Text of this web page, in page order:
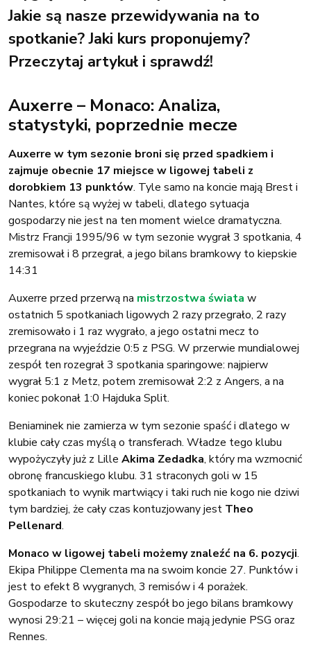
Jakie są nasze przewidywania na to
spotkanie? Jaki kurs proponujemy?
Przeczytaj artykuł i sprawdź!
Auxerre – Monaco: Analiza,
statystyki, poprzednie mecze
Auxerre w tym sezonie broni się przed spadkiem i
zajmuje obecnie 17 miejsce w ligowej tabeli z
dorobkiem 13 punktów. Tyle samo na koncie mają Brest i
Nantes, które są wyżej w tabeli, dlatego sytuacja
gospodarzy nie jest na ten moment wielce dramatyczna.
Mistrz Francji 1995/96 w tym sezonie wygrał 3 spotkania, 4
zremisował i 8 przegrał, a jego bilans bramkowy to kiepskie
14:31
Auxerre przed przerwą na mistrzostwa świata w
ostatnich 5 spotkaniach ligowych 2 razy przegrało, 2 razy
zremisowało i 1 raz wygrało, a jego ostatni mecz to
przegrana na wyjeździe 0:5 z PSG. W przerwie mundialowej
zespół ten rozegrał 3 spotkania sparingowe: najpierw
wygrał 5:1 z Metz, potem zremisował 2:2 z Angers, a na
koniec pokonał 1:0 Hajduka Split.
Beniaminek nie zamierza w tym sezonie spaść i dlatego w
klubie cały czas myślą o transferach. Władze tego klubu
wypożyczyły już z Lille Akima Zedadka, który ma wzmocnić
obronę francuskiego klubu. 31 straconych goli w 15
spotkaniach to wynik martwiący i taki ruch nie kogo nie dziwi
tym bardziej, że cały czas kontuzjowany jest Theo
Pellenard.
Monaco w ligowej tabeli możemy znaleźć na 6. pozycji.
Ekipa Philippe Clementa ma na swoim koncie 27. Punktów i
jest to efekt 8 wygranych, 3 remisów i 4 porażek.
Gospodarze to skuteczny zespół bo jego bilans bramkowy
wynosi 29:21 – więcej goli na koncie mają jedynie PSG oraz
Rennes.